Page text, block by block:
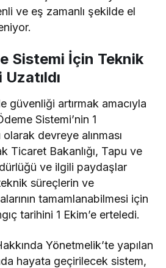
ve eş zamanlı şekilde el
Sistemi İçin Teknik
Uzatıldı
güvenliği artırmak amacıyla
Sistemi’nin 1
devreye alınması
Ticaret Bakanlığı, Tapu ve
ve ilgili paydaşlar
süreçlerin ve
tamamlanabilmesi için
tarihini 1 Ekim’e erteledi.
Yönetmelik’te yapılan
hayata geçirilecek sistem,